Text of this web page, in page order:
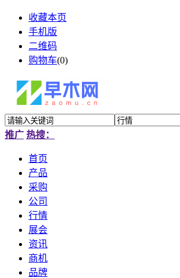
收藏本页
手机版
二维码
购物车(0)
推广 热搜：
首页
产品
采购
公司
行情
展会
资讯
商机
品牌